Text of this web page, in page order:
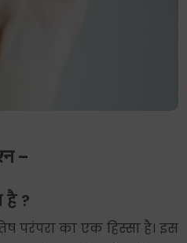
–
है ?
परंपरा का एक हिस्सा है। इस